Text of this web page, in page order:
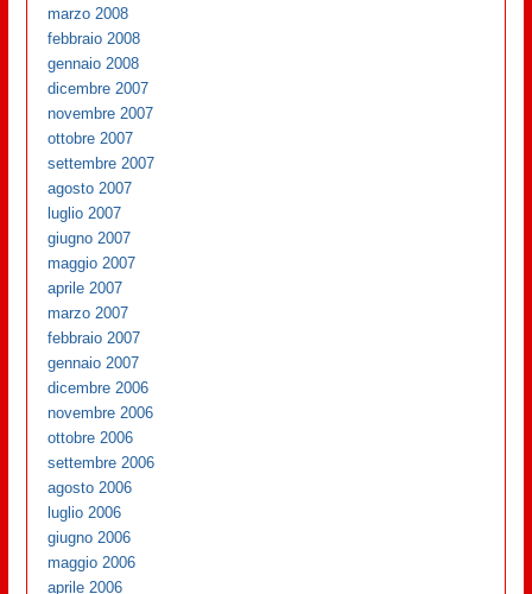
marzo 2008
febbraio 2008
gennaio 2008
dicembre 2007
novembre 2007
ottobre 2007
settembre 2007
agosto 2007
luglio 2007
giugno 2007
maggio 2007
aprile 2007
marzo 2007
febbraio 2007
gennaio 2007
dicembre 2006
novembre 2006
ottobre 2006
settembre 2006
agosto 2006
luglio 2006
giugno 2006
maggio 2006
aprile 2006